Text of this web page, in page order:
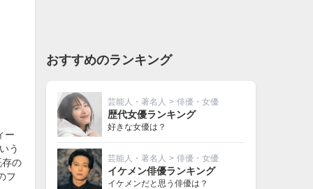
ー
う
存の
フ
おすすめのランキング
芸能人・著名人 > 俳優・女優
歴代女優ランキング
好きな女優は？
芸能人・著名人 > 俳優・女優
イケメン俳優ランキング
イケメンだと思う俳優は？